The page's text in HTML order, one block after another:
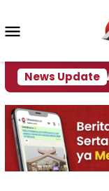
konten
News Update
Tuan Rumah